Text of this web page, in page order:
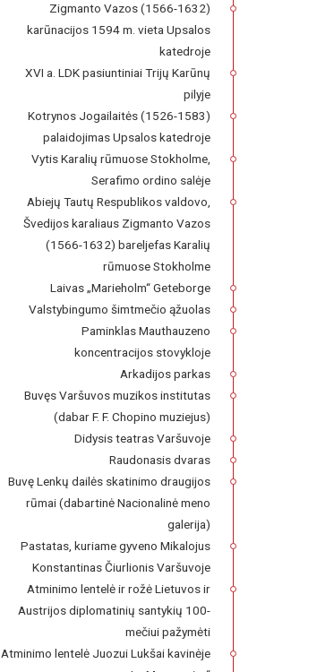
Zigmanto Vazos (1566-1632)
karūnacijos 1594 m. vieta Upsalos
katedroje
XVI a. LDK pasiuntiniai Trijų Karūnų
pilyje
Kotrynos Jogailaitės (1526-1583)
palaidojimas Upsalos katedroje
Vytis Karalių rūmuose Stokholme,
Serafimo ordino salėje
Abiejų Tautų Respublikos valdovo,
Švedijos karaliaus Zigmanto Vazos
(1566-1632) bareljefas Karalių
rūmuose Stokholme
Laivas „Marieholm“ Geteborge
Valstybingumo šimtmečio ąžuolas
Paminklas Mauthauzeno
koncentracijos stovykloje
Arkadijos parkas
Buvęs Varšuvos muzikos institutas
(dabar F. F. Chopino muziejus)
Didysis teatras Varšuvoje
Raudonasis dvaras
Buvę Lenkų dailės skatinimo draugijos
rūmai (dabartinė Nacionalinė meno
galerija)
Pastatas, kuriame gyveno Mikalojus
Konstantinas Čiurlionis Varšuvoje
Atminimo lentelė ir rožė Lietuvos ir
Austrijos diplomatinių santykių 100-
mečiui pažymėti
Atminimo lentelė Juozui Lukšai kavinėje